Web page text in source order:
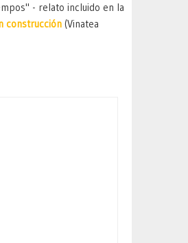
- relato incluido en la
construcción (Vinatea